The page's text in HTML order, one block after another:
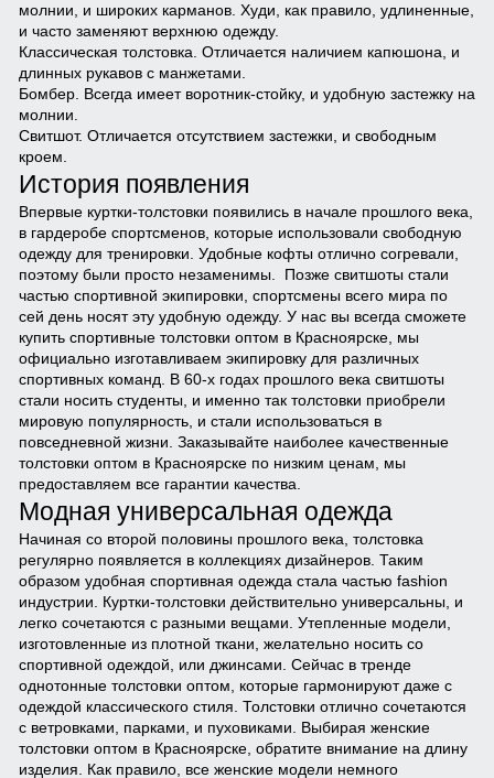
молнии, и широких карманов. Худи, как правило, удлиненные,
и часто заменяют верхнюю одежду.
Классическая толстовка. Отличается наличием капюшона, и
длинных рукавов с манжетами.
Бомбер. Всегда имеет воротник-стойку, и удобную застежку на
молнии.
Свитшот. Отличается отсутствием застежки, и свободным
кроем.
История появления
Впервые куртки-толстовки появились в начале прошлого века,
в гардеробе спортсменов, которые использовали свободную
одежду для тренировки. Удобные кофты отлично согревали,
поэтому были просто незаменимы. Позже свитшоты стали
частью спортивной экипировки, спортсмены всего мира по
сей день носят эту удобную одежду. У нас вы всегда сможете
купить спортивные толстовки оптом в Красноярске, мы
официально изготавливаем экипировку для различных
спортивных команд. В 60-х годах прошлого века свитшоты
стали носить студенты, и именно так толстовки приобрели
мировую популярность, и стали использоваться в
повседневной жизни. Заказывайте наиболее качественные
толстовки оптом в Красноярске по низким ценам, мы
предоставляем все гарантии качества.
Модная универсальная одежда
Начиная со второй половины прошлого века, толстовка
регулярно появляется в коллекциях дизайнеров. Таким
образом удобная спортивная одежда стала частью fashion
индустрии. Куртки-толстовки действительно универсальны, и
легко сочетаются с разными вещами. Утепленные модели,
изготовленные из плотной ткани, желательно носить со
спортивной одеждой, или джинсами. Сейчас в тренде
однотонные толстовки оптом, которые гармонируют даже с
одеждой классического стиля. Толстовки отлично сочетаются
с ветровками парками , и пуховиками . Выбирая женские
толстовки оптом в Красноярске, обратите внимание на длину
изделия. Как правило, все женские модели немного